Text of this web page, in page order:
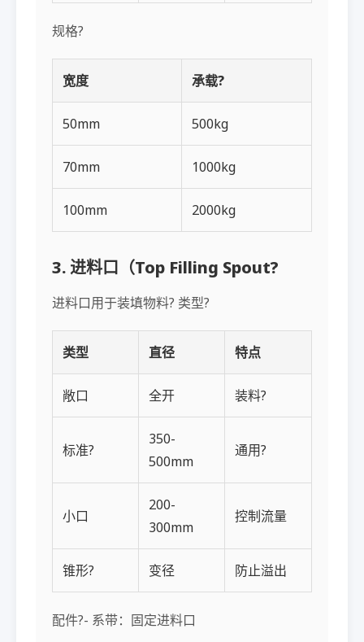
规格?
宽度 承载?
50mm 500kg
70mm 1000kg
100mm 2000kg
3. 进料口（Top Filling Spout?
进料口用于装填物料? 类型?
类型 直径 特点
敞口 全开 装料?
标准?
350-
500mm
通用?
小口
200-
300mm
控制流量
锥形? 变径 防止溢出
配件?- 系带：固定进料口